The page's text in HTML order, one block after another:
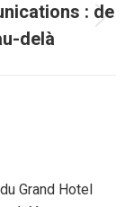
: de
delà
Grand Hotel